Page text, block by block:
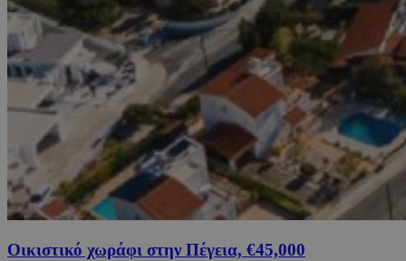
Οικιστικό χωράφι στην Πέγεια, €45,000